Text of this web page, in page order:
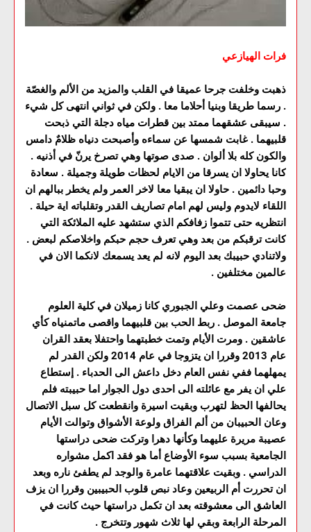
فرات الهيازعي
ذهبت وخلفت جرحا عميقا في القلب والمزيد من الألم والغصّة
. رسما طريقا وبنيا أحلاما معا . ولكن في ثواني انتهى كل شيء
. سيبقى عشقهما ممتد بين قطرات مياه دجلة التي ذبحت
قلبيهما . غابت شمسها عن سماءه وأصبحت دنياه ظلامٌ دامس
والكون كله بلا ألوان . صدى صوتها وهي تصرخ يرنّ في أذنيه .
كانا يحاولا ان يسرقا من الايام لحظات طويلة وجميلة . سعادة
وحبا دائمين . حاولا ان يبقيا معا لاخر العمر ولم يخطر ببالهم ان
اللقاء لايدوم وليس لهم امام تصاريف القدر وتقلباته اية حيلة .
انتظريه حتى تتموا زفافكم الذي ستشهد عليه الملائكة التي
كانت ترقبكم من بعد وهي تعرف حجم حبكم واخلاصكم لبعض .
ولاتنادي حبيبك بعد اليوم لانه لم يعد يسمعك لانكما الان في
عالمين مختلفين .
ضحى عصمت وعلي الجبوري كانا زميلان في كلية العلوم
جامعة الموصل . ربط الحب بين قلبيهما واقصى ماتمنياه كأي
عاشقين . ومرت الأيام وتمت خطبتهما واحتفلا بعقد القران
عام 2013 وقررا ان يتزوجا في عام 2014 ولكن القدر لم
يمهلهما ففي نفس العام دخل داعش الى الحدباء . إستطاع
علي ان يفر مع عائلته الى احدى دول الجوار اما حبيبته فلم
يحالفها الحظ لتهرب وبقيت اسيرة وانقطعت كل سبل الاتصال
وعان الحبيبان من ألم الفراق ولوعة الأشواق وتوالت الأيام
عصيبة مريرة عليهما وكأنها دهرا وتركت ضحى دراستها
الجامعية بسبب سوء الأوضاع أما هو فقد اكمل مشواره
الدراسي . وبقيت علاقتهما عامرة والوجد لم يطفئ ناره وبعد
ان تحررت أم الربيعين وعاد نبص قلوب الحبيبين وقررا ان يزف
العاشق الى معشوقته بعد ان تكمل دراستها حيث كانت في
المرحلة الرابعة وبقي لها ثلاث شهور وتتخرج .